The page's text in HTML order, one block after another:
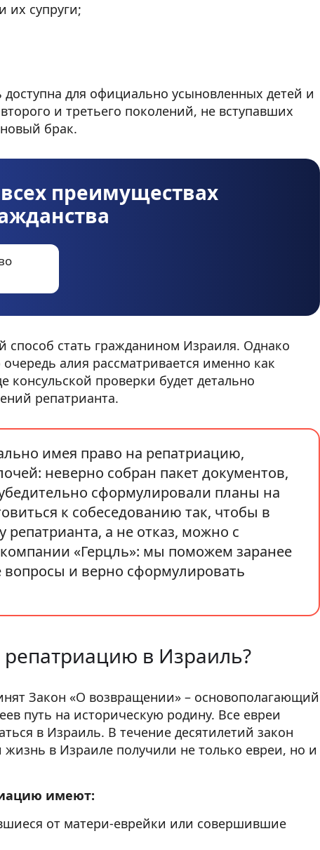
их супруги;
для официально усыновленных детей и
и третьего поколений, не вступавших
брак.
преимуществах
стать гражданином Израиля. Однако
алия рассматривается именно как
консульской проверки будет детально
репатрианта.
имея право на репатриацию,
неверно собран пакет документов,
сформулировали планы на
к собеседованию так, чтобы в
репатрианта, а не отказ, можно с
«Герцль»: мы поможем заранее
вопросы и верно сформулировать
в Израиль?
Закон «О возвращении» – основополагающий
путь на историческую родину. Все евреи
в Израиль. В течение десятилетий закон
жизнь в Израиле получили не только евреи, но и
имеют:
от матери-еврейки или совершившие